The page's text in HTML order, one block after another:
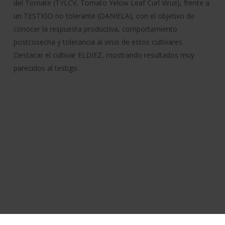
del Tomate (TYLCV, Tomato Yelow Leaf Curl Virus), frente a
un TESTIGO no tolerante (DANIELA), con el objetivo de
conocer la respuesta productiva, comportamiento
postcosecha y tolerancia al virus de estos cultivares.
Destacar el cultivar ELDIEZ, mostrando resultados muy
parecidos al testigo.